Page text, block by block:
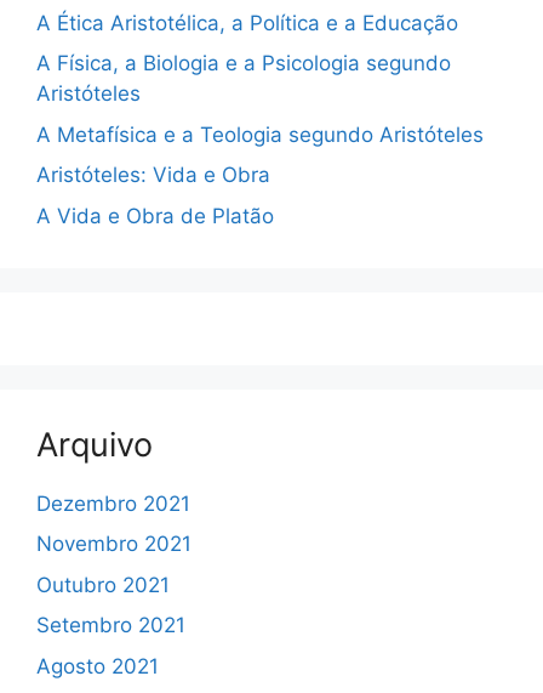
A Ética Aristotélica, a Política e a Educação
A Física, a Biologia e a Psicologia segundo
Aristóteles
A Metafísica e a Teologia segundo Aristóteles
Aristóteles: Vida e Obra
A Vida e Obra de Platão
Arquivo
Dezembro 2021
Novembro 2021
Outubro 2021
Setembro 2021
Agosto 2021